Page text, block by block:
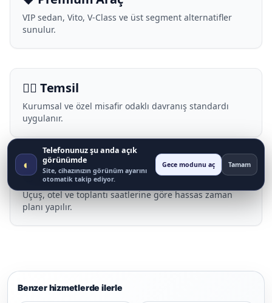
VIP sedan, Vito, V-Class ve üst segment alternatifler
sunulur.
🧑‍✈️ Temsil
Kurumsal ve özel misafir odaklı davranış standardı
uygulanır.
🕒 Dakiklik
Uçuş, otel ve toplantı saatlerine göre hassas zaman
planı yapılır.
Benzer hizmetlerde ilerle
◐
Telefonunuz şu anda açık
görünümde
Site, cihazınızın görünüm ayarını
otomatik takip ediyor.
Gece modunu aç Tamam